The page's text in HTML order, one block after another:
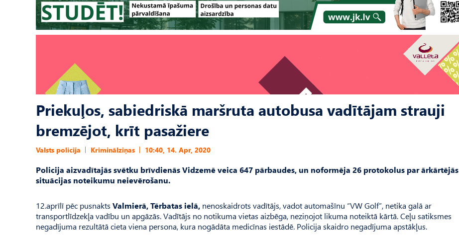
Priekuļos, sabiedriskā maršruta autobusa vadītājam strauji
bremzējot, krīt pasažiere
Valsts policija Kriminālziņas 10:40, 14. Apr, 2020
Policija aizvadītajās svētku brīvdienās Vidzemē veica 647 pārbaudes, un noformēja 26 protokolus par ārkārtējās
situācijas noteikumu neievērošanu.
12.aprīlī pēc pusnakts Valmierā, Tērbatas ielā, nenoskaidrots vadītājs, vadot automašīnu “VW Golf”, netika galā ar
transportlīdzekļa vadību un apgāzās. Vadītājs no notikuma vietas aizbēga, neziņojot likuma noteiktā kārtā. Ceļu satiksmes
negadījuma rezultātā cieta viena persona, kura nogādāta medicīnas iestādē. Policija skaidro negadījuma apstākļus.